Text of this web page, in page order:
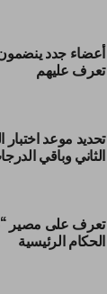
أعضاء جدد
تعرف عليهم
تحديد موعد اختبار
الثاني وباقي
تعرف على مصير
الحكام الرئيسية